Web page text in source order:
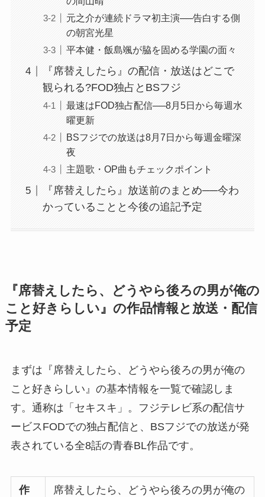
元之介が連続ドラマ初主演──告白する側
の朝宮光星
平本健・飯島颯が脇を固める学園の面々
『席替えしたら』の配信・放送はどこで
観られる?FOD独占とBSフジ
最速はFOD独占配信──8月5日から毎週水
曜更新
BSフジでの放送は8月7日から毎週金曜深
夜
主題歌・OP曲もチェックポイント
『席替えしたら』放送前のまとめ──今わ
かっていることと今後の追記予定
『席替えしたら、どうやら後ろの男が俺の
こと好きらしい』の作品情報と放送・配信
予定
まずは『席替えしたら、どうやら後ろの男が俺の
こと好きらしい』の基本情報を一覧で確認しま
す。通称は「セキスキ」。フジテレビ系の配信サ
ービスFODでの独占配信と、BSフジでの放送が発
表されている全8話の青春BL作品です。
作 席替えしたら、どうやら後ろの男が俺の